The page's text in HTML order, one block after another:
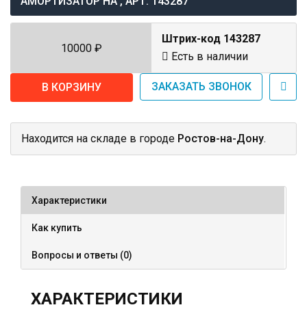
10000 ₽
Штрих-код 143287
Есть в наличии
ЗАКАЗАТЬ ЗВОНОК
Находится на складе в городе Ростов-на-Дону.
Характеристики
Как купить
Вопросы и ответы (0)
ХАРАКТЕРИСТИКИ